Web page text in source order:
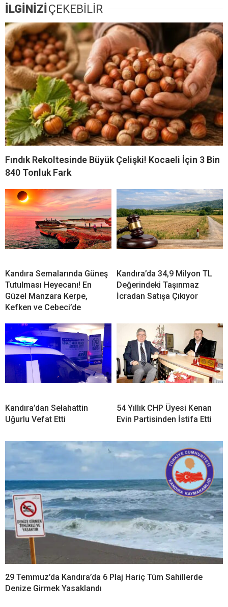
İLGİNİZİÇEKEBİLİR
Fındık Rekoltesinde Büyük Çelişki! Kocaeli İçin 3 Bin
840 Tonluk Fark
Kandıra Semalarında Güneş
Tutulması Heyecanı! En
Güzel Manzara Kerpe,
Kefken ve Cebeci’de
Kandıra’da 34,9 Milyon TL
Değerindeki Taşınmaz
İcradan Satışa Çıkıyor
Kandıra’dan Selahattin
Uğurlu Vefat Etti
54 Yıllık CHP Üyesi Kenan
Evin Partisinden İstifa Etti
29 Temmuz’da Kandıra’da 6 Plaj Hariç Tüm Sahillerde
Denize Girmek Yasaklandı